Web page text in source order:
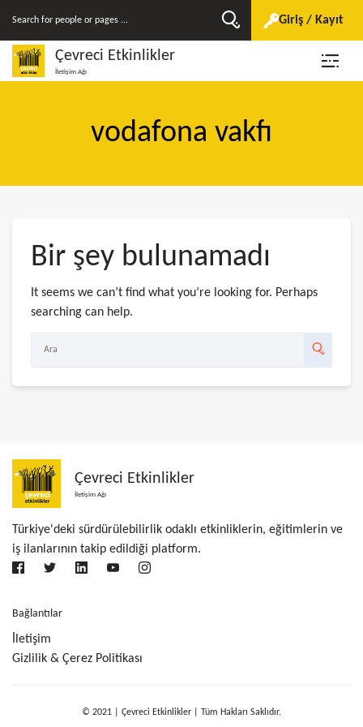
Giriş / Kayıt
Çevreci Etkinlikler
İletişim Ağı
vodafona vakfı
Bir şey bulunamadı
It seems we can’t find what you’re looking for. Perhaps
searching can help.
Çevreci Etkinlikler
İletişim Ağı
Türkiye'deki sürdürülebilirlik odaklı etkinliklerin, eğitimlerin ve
iş ilanlarının takip edildiği platform.
Bağlantılar
İletişim
Gizlilik & Çerez Politikası
© 2021 | Çevreci Etkinlikler | Tüm Hakları Saklıdır.